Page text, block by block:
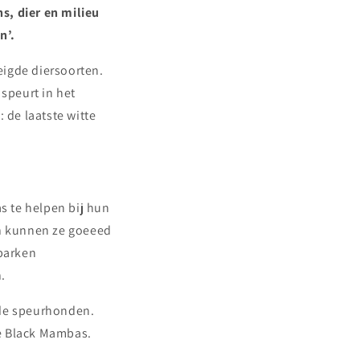
dier en milieu
diersoorten.
in het
de laatste witte
te helpen bij hun
ze goeeed
speurhonden.
Mambas.